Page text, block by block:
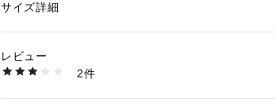
紫外線量に応じて色が変化する調光仕様となっていま
はブラウンの起毛ゼブラ柄です。
性別：レディース
ル]プラスチック
生産国：中国
ZZ3MLM0501 （ショップ）
サイズ詳細
レビュー
2件